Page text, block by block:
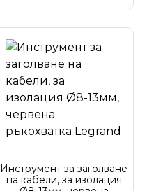
Инструмент за заголване
на кабели, за изолация